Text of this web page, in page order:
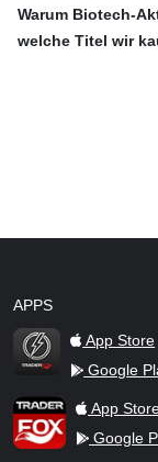
Warum Biotech-
welche Titel wir
APPS
TraderFox Flash
App Store
Google
TraderFox App
App
Google